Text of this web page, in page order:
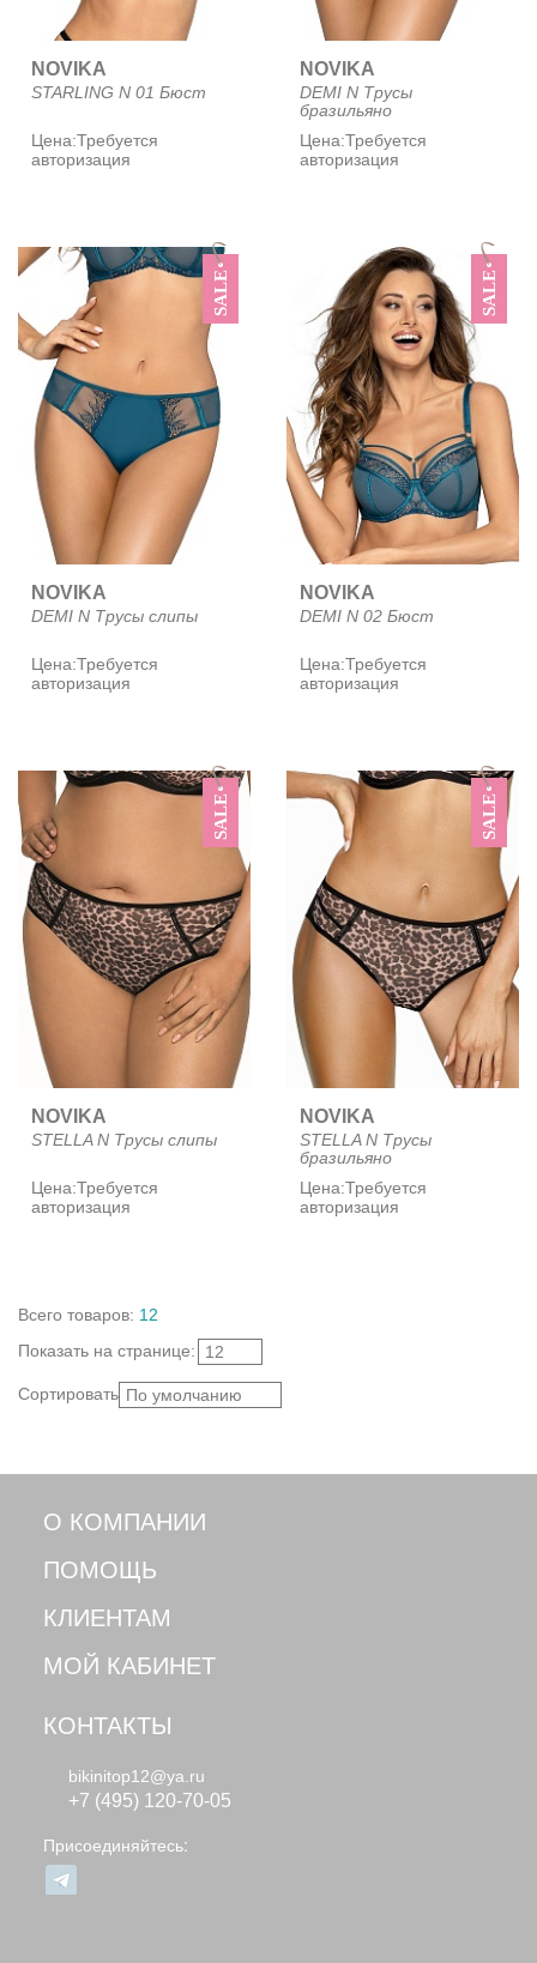
NOVIKA
STARLING N 01 Бюст
Цена:Требуется
авторизация
NOVIKA
DEMI N Трусы
бразильяно
Цена:Требуется
авторизация
SALE
NOVIKA
DEMI N Трусы слипы
Цена:Требуется
авторизация
SALE
NOVIKA
DEMI N 02 Бюст
Цена:Требуется
авторизация
SALE
NOVIKA
STELLA N Трусы слипы
Цена:Требуется
авторизация
SALE
NOVIKA
STELLA N Трусы
бразильяно
Цена:Требуется
авторизация
Всего товаров: 12
Показать на странице: 12
Сортировать: По умолчанию
О КОМПАНИИ
ПОМОЩЬ
КЛИЕНТАМ
МОЙ КАБИНЕТ
КОНТАКТЫ
bikinitop12@ya.ru
+7 (495) 120-70-05
Присоединяйтесь: